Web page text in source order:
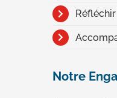
Notre